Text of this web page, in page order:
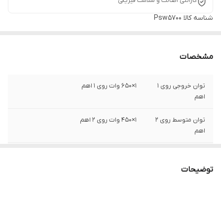
شناسه کالا Psw5700
مشخصات
توان خروجی روی ۱
اهم
۱×۶۵۰ وات روی ۱ اهم
توان متوسط روی ۲
اهم
۱×۴۵۰ وات روی ۲ اهم
اهم
توضیحات